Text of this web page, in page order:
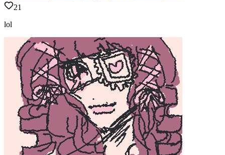
21
lol